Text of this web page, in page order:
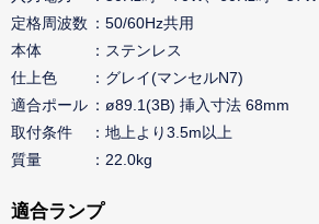
定格周波数
50/60Hz共用
本体
ステンレス
仕上色
グレイ(マンセルN7)
適合ポール
ø89.1(3B) 挿入寸法 68mm
取付条件
地上より3.5m以上
質量
22.0kg
適合ランプ